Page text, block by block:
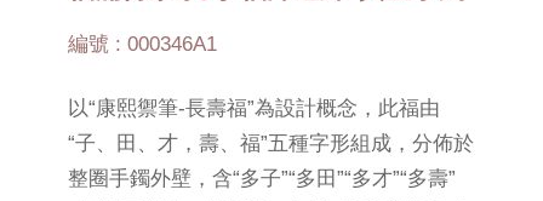
編號 : 000346A1
以“康熙禦筆-長壽福”為設計概念，此福由
“子、田、才，壽、福”五種字形組成，分佈於
整圈手鐲外壁，含“多子”“多田”“多才”“多壽”